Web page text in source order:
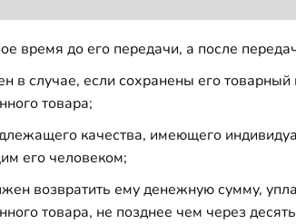
время до его передачи, а после
случае, если сохранены его товарный
товара;
качества, имеющего
его человеком;
возвратить ему денежную сумму,
товара, не позднее чем через